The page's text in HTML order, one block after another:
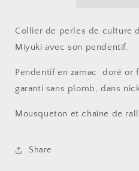
Collier de perles de culture
Miyuki avec son pendentif.
Pendentif en zamac doré or
garanti sans plomb, dans
Mousqueton et chaîne de
Share